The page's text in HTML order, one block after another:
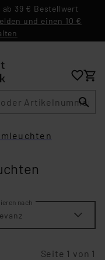
39 € Bestellwert
und einen 10 €
nach
Seite 1 von 1